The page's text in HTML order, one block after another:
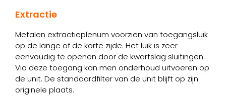
Extractie
Metalen extractieplenum voorzien van toegangsluik
op de lange of de korte zijde. Het luik is zeer
eenvoudig te openen door de kwartslag sluitingen.
Via deze toegang kan men onderhoud uitvoeren op
de unit. De standaardfilter van de unit blijft op zijn
originele plaats.